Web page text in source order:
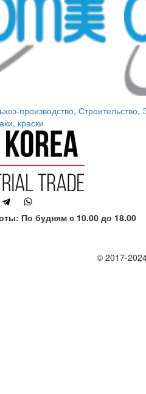
производство, Строительство,
краски
По будням с 10.00 до 18.00
© 2017-